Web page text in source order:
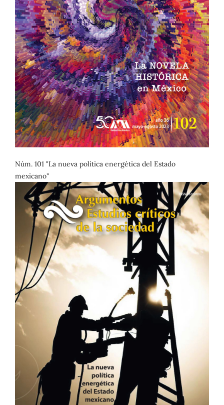
Núm. 101 "La nueva política energética del Estado
mexicano"